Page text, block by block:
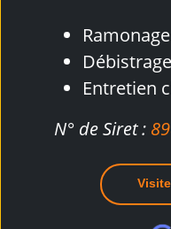
Ramonage
Débistrage
Entretien
N° de Siret :